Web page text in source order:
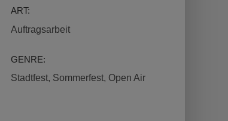
ART:
Auftragsarbeit
GENRE:
Stadtfest, Sommerfest, Open Air